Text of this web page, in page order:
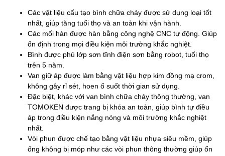
Các vật liệu cấu tạo bình chữa cháy được sử dụng loại tốt
nhất, giúp tăng tuổi thọ và an toàn khi vận hành.
Các mối hàn được hàn bằng công nghệ CNC tự động. Giúp
ổn định trong mọi điều kiện môi trường khắc nghiệt.
Bình được phủ lớp sơn tĩnh điện sơn bằng robot, tuổi thọ
trên 5 năm.
Van giữ áp được làm bằng vật liệu hợp kim đồng mạ crom,
không gây rỉ sét, hoen ố suốt thời gian sử dụng.
Đặc biệt, khác với van bình chữa cháy thông thường, van
TOMOKEN được trang bị khóa an toàn, giúp bình tự điều
áp trong điều kiện nắng nóng và môi trường khắc nghiệt
nhất.
Vòi phun được chế tạo bằng vật liệu nhựa siêu mềm, giúp
ống không bị móp như các vòi phun thông thường giúp ổn